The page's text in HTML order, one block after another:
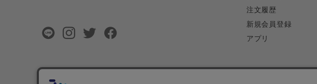
注文履歴
新規会員登録
アプリ